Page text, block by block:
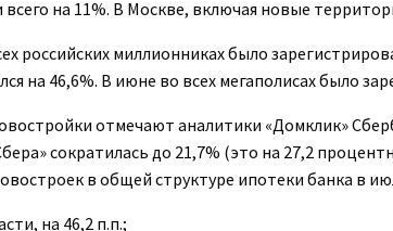
на 11%. В Москве, включая новые
российских миллионниках было
на 46,6%. В июне во всех мегаполисах было
отмечают аналитики «Домклик»
сократилась до 21,7% (это на 27,2
в общей структуре ипотеки банка в
на 46,2 п.п.;